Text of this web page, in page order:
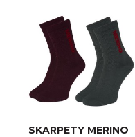
SKARPETY MERINO